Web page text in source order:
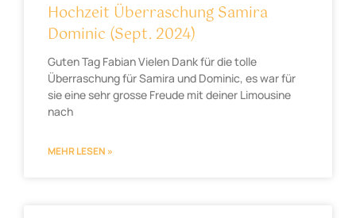
Hochzeit Überraschung Samira
Dominic (Sept. 2024)
Guten Tag Fabian Vielen Dank für die tolle
Überraschung für Samira und Dominic, es war für
sie eine sehr grosse Freude mit deiner Limousine
nach
MEHR LESEN »